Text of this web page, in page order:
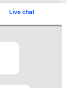
Live chat